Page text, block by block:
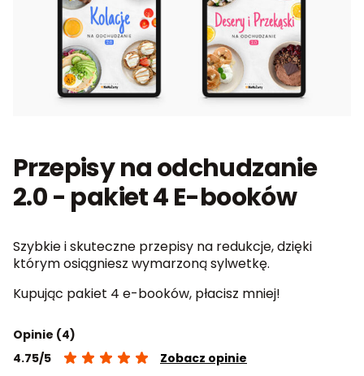
Przepisy na odchudzanie
2.0 - pakiet 4 E-booków
Szybkie i skuteczne przepisy na redukcje, dzięki
którym osiągniesz wymarzoną sylwetkę.
Kupując pakiet 4 e-booków, płacisz mniej!
Opinie (4)
4.75/5
Zobacz opinie